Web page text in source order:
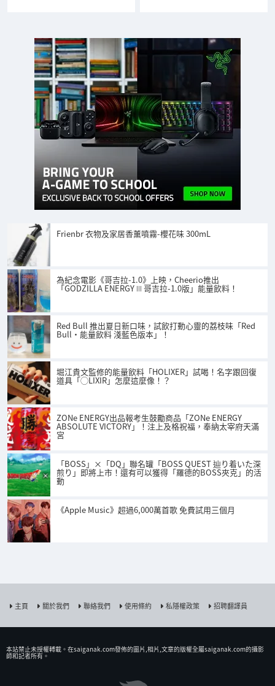
Frienbr 衣物及家居香薰噴霧-櫻花味 300mL
為紀念電影《哥吉拉-1.0》上映，Cheerio推出
「GODZILLA ENERGY Ⅲ 哥吉拉-1.0版」能量飲料！
Red Bull 推出夏日新口味，試飲打動心靈的荔枝味「Red
Bull・能量飲料 淺藍色版本」！
堀江貴文監修的能量飲料「HOLIXER」試喝！名字跟回復
道具「◯LIXIR」怎麼這麼像！？
ZONe ENERGY出品報考生鼓勵商品「ZONe ENERGY
ABSOLUTE VICTORY」！注上及格祝福，奉納太宰府天滿
宮
「BOSS」×「DQ」聯名罐「BOSS QUEST 辿り着いた深
煎り」即將上市！還有可以獲得「羅德的BOSS夾克」的活
動
《Apple Music》超過6,000萬首歌 免費試用三個月
主頁 關於我們 聯絡我們 使用條約 私隱權政策 招聘翻譯員
本站禁止未授權𨍭載。在saiganak.com發佈的圖片,相片,文章的版權全屬saiganak.com的攝影
師和記者所有。